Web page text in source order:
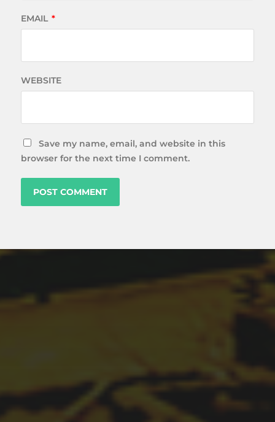
EMAIL *
WEBSITE
Save my name, email, and website in this
browser for the next time I comment.